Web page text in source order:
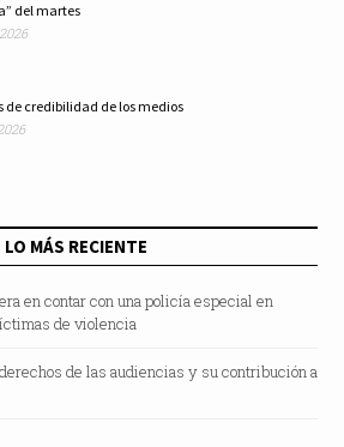
del martes
de credibilidad de los medios
LO MÁS RECIENTE
en contar con una policía especial en
de violencia
de las audiencias y su contribución a